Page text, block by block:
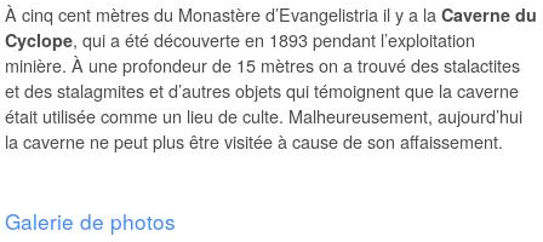
À cinq cent mètres du Monastère d’Evangelistria il y a laCaverne du
Cyclope, qui a été découverte en 1893 pendant l’exploitation
minière. À une profondeur de 15 mètres on a trouvé des stalactites
et des stalagmites et d’autres objets qui témoignent que la caverne
était utilisée comme un lieu de culte. Malheureusement, aujourd’hui
la caverne ne peut plus être visitée à cause de son affaissement.
Galerie de photos